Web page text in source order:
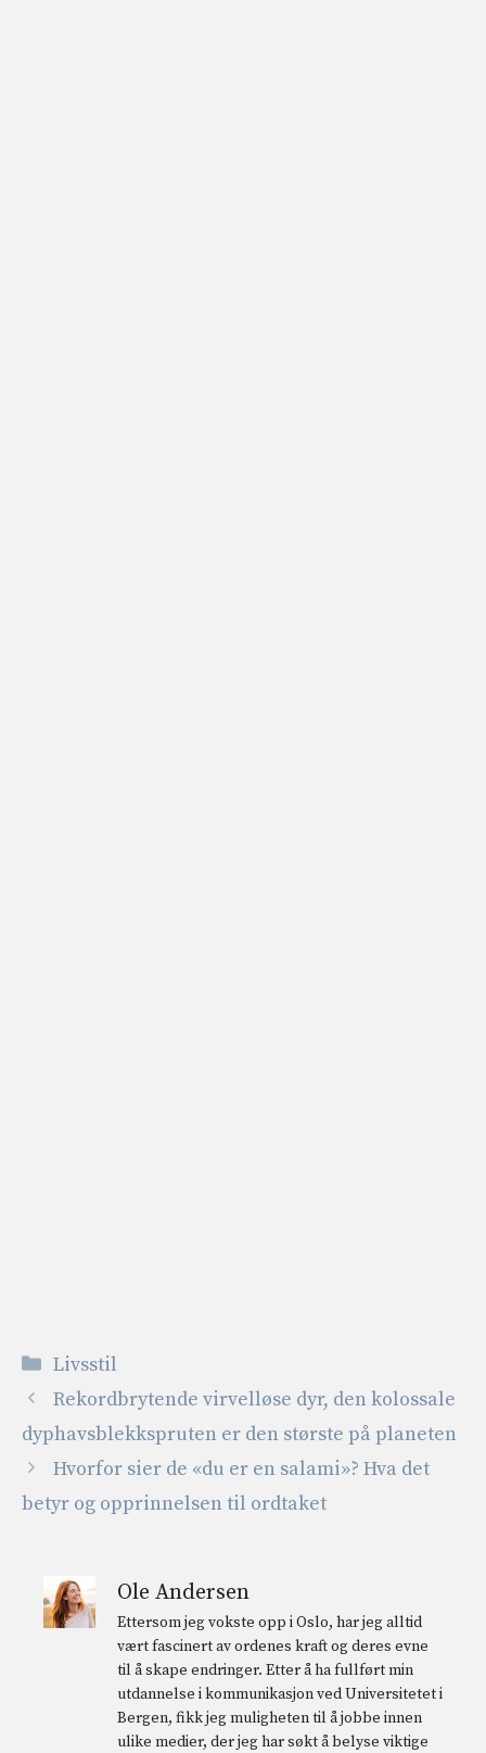
Kategorier
Livsstil
Rekordbrytende virvelløse dyr, den kolossale
dyphavsblekkspruten er den største på planeten
Hvorfor sier de «du er en salami»? Hva det
betyr og opprinnelsen til ordtaket
Ole Andersen
Ettersom jeg vokste opp i Oslo, har jeg alltid
vært fascinert av ordenes kraft og deres evne
til å skape endringer. Etter å ha fullført min
utdannelse i kommunikasjon ved Universitetet i
Bergen, fikk jeg muligheten til å jobbe innen
ulike medier, der jeg har søkt å belyse viktige